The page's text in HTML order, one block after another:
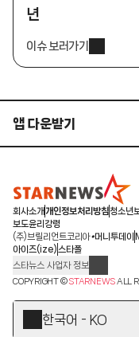
년
이슈 보러가기
앱 다운받기
STARPOLL
회사소개 개인정보처리방침청소년
보도윤리강령
(주)브릴리언트코리아 머니투데이
아이즈(ize) 스타폴
스타뉴스 사업자 정보
주소: 서울시 종로구 청계천로 11(
청소년 보호책임자: 문완식
등록번호:서울 아01055
등록일:2009.12.10
COPYRIGHT ©STARNEWSALL
한국어 - KO